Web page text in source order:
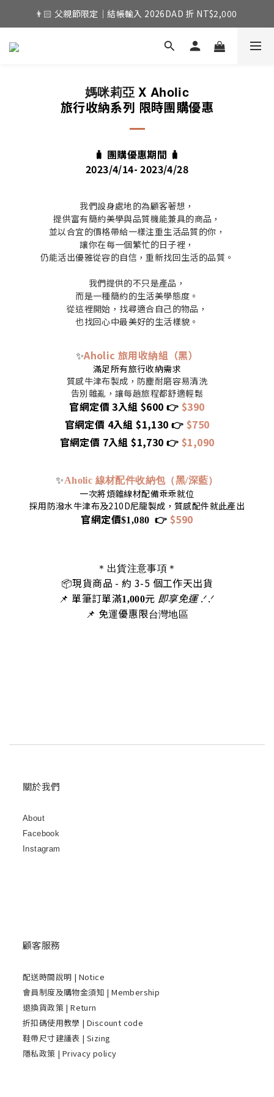
👨🏻 父親節限定｜結帳輸入 2026DAD 折 NT$2,000
媽咪莉亞 X Aholic
旅行收納系列 限時團購優惠
🧳 團購優惠期間 🧳
2023/4/14- 2023/4/28
我們設身處地的為顧客著想，
提供富有簡約美學與品質機能兼具的商品，
並以合宜的價格帶給一樣注重生活品質的你，
讓你在每一個繁忙的日子裡，
仍能活出優雅從容的自信，重新找回生活的品質。
我們提供的不只是產品，
而是一種簡約的生活美學態度。
從這裡開始，找尋適合自己的物品，
也找回心中最美好的生活樣貌。
✨Aholic 旅用收納組（黑）
滿足所有旅行收納需求
質感牛津布製成，防塵耐磨容易清洗
告別雜亂，讓每趟旅程都舒適輕鬆
官網定價 3入組 $600 👉 $390
官網定價 4入組 $1,130 👉 $750
官網定價 7入組 $1,730 👉 $1,090
✨Aholic 線材配件收納包（黑/深藍）
一次將煩雜線材配備乖乖就位
採用防潑水牛津布及210D尼龍製成，質感配件就此產出
官網定價$1,080 👉 $590
＊出貨注意事項＊
📦現貨商品 - 約 3-5 個工作天出貨
📌 單筆訂單滿1,000元 即享免運.ᐟ‪‪.ᐟ
📌 免運優惠限台灣地區
關於我們
About
Facebook
Instagram
顧客服務
配送時間說明 | Notice
會員制度及購物金須知 | Membership
退換貨政策 | Return
折扣碼使用教學 | Discount code
鞋帶尺寸建議表 | Sizing
隱私政策 | Privacy policy